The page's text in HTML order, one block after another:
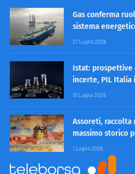
Gas conferma
sistema
27 Luglio 2026
Istat: prospettive
incerte, PIL Italia
10 Luglio 2026
Assoreti, raccolta
massimo storico
1 Luglio 2026